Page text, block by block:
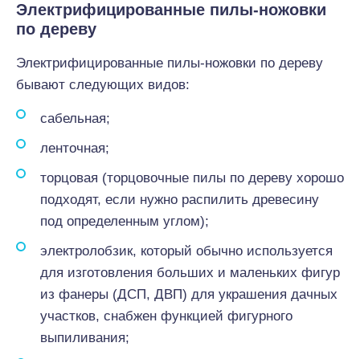
Электрифицированные пилы-ножовки
по дереву
Электрифицированные пилы-ножовки по дереву
бывают следующих видов:
сабельная;
ленточная;
торцовая (торцовочные пилы по дереву хорошо
подходят, если нужно распилить древесину
под определенным углом);
электролобзик, который обычно используется
для изготовления больших и маленьких фигур
из фанеры (ДСП, ДВП) для украшения дачных
участков, снабжен функцией фигурного
выпиливания;